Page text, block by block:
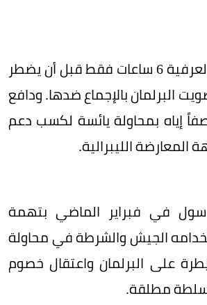
استمرت الأحكام العرفية 6 ساعات فقط قبل أن يضطر
البرلمان بالإجماع ضدها. ودافع
إياه بمحاولة يائسة لكسب دعم
الليبرالية.
في فبراير الماضي بتهمة
الجيش والشرطة في محاولة
على البرلمان واعتقال خصوم
مطلقة.